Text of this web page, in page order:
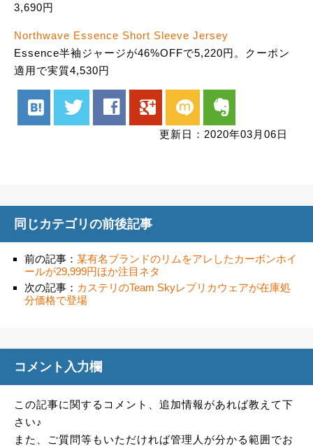
3,690円
Northwave Essence Short Sleeve Jersey
Essence半袖ジャージが46%OFFで5,220円。クーポン
適用で実質4,530円
hatenabookmark twitter facebook google mixi evernote
更新日：2020年03月06日
同じカテゴリの前後記事
前の記事： 某有名ブランドのリムをアレしたカーボンホイ
ールが29,999円ほか注目ネタ
次の記事： カステリのTeam Skyレプリカウェアが在庫処
分価格で登場
コメント入力欄
この記事に関するコメント、追加情報があれば教えて下
さい♪
また、ご質問等もいただければ管理人が分かる範囲でお